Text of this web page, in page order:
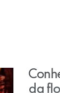
da